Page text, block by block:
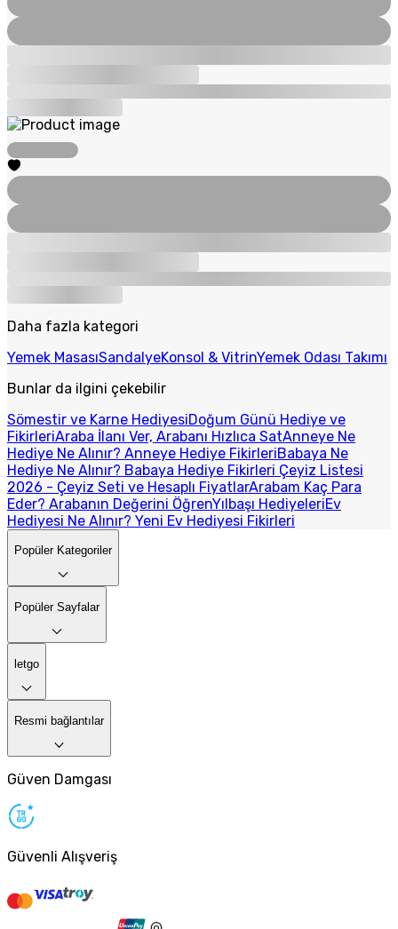
Daha fazla kategori
Yemek MasasıSandalyeKonsol & VitrinYemek Odası Takımı
Bunlar da ilgini çekebilir
Sömestir ve Karne HediyesiDoğum Günü Hediye ve
FikirleriAraba İlanı Ver, Arabanı Hızlıca SatAnneye Ne
Hediye Ne Alınır? Anneye Hediye FikirleriBabaya Ne
Hediye Ne Alınır? Babaya Hediye Fikirleri Çeyiz Listesi
2026 - Çeyiz Seti ve Hesaplı FiyatlarArabam Kaç Para
Eder? Arabanın Değerini ÖğrenYılbaşı HediyeleriEv
Hediyesi Ne Alınır? Yeni Ev Hediyesi Fikirleri
Popüler Kategoriler
Popüler Sayfalar
letgo
Resmi bağlantılar
Güven Damgası
Güvenli Alışveriş